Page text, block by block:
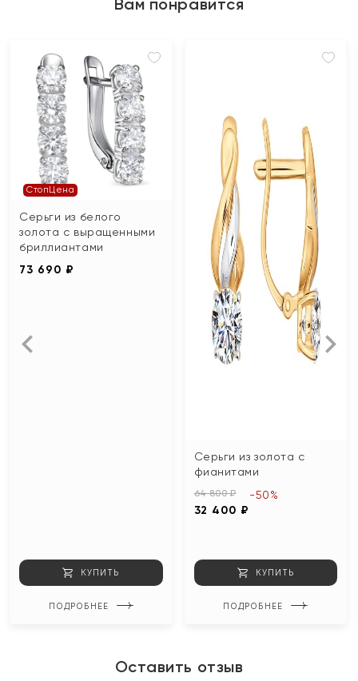
Вам понравится
СтопЦена
Серьги из белого
золота с выращенными
бриллиантами
73 690 ₽
КУПИТЬ
ПОДРОБНЕЕ
Серьги из золота с
фианитами
64 800 ₽
32 400 ₽
-50%
КУПИТЬ
ПОДРОБНЕЕ
Оставить отзыв